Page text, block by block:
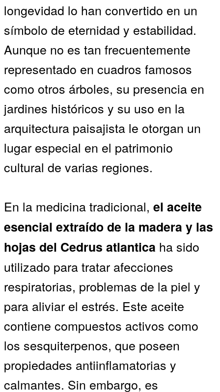
longevidad lo han convertido en un
símbolo de eternidad y estabilidad.
Aunque no es tan frecuentemente
representado en cuadros famosos
como otros árboles, su presencia en
jardines históricos y su uso en la
arquitectura paisajista le otorgan un
lugar especial en el patrimonio
cultural de varias regiones.
En la medicina tradicional, el aceite
esencial extraído de la madera y las
hojas del Cedrus atlantica ha sido
utilizado para tratar afecciones
respiratorias, problemas de la piel y
para aliviar el estrés. Este aceite
contiene compuestos activos como
los sesquiterpenos, que poseen
propiedades antiinflamatorias y
calmantes. Sin embargo, es